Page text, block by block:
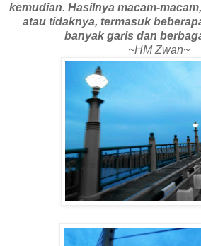
kemudian. Hasilnya macam-
atau tidaknya, termasuk
banyak garis dan
~HM Zwan~